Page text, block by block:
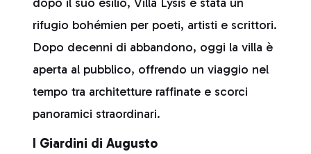
rifugio bohémien per poeti, artisti e scrittori.
Dopo decenni di abbandono, oggi la villa è
aperta al pubblico, offrendo un viaggio nel
tempo tra architetture raffinate e scorci
panoramici straordinari.
I Giardini di Augusto